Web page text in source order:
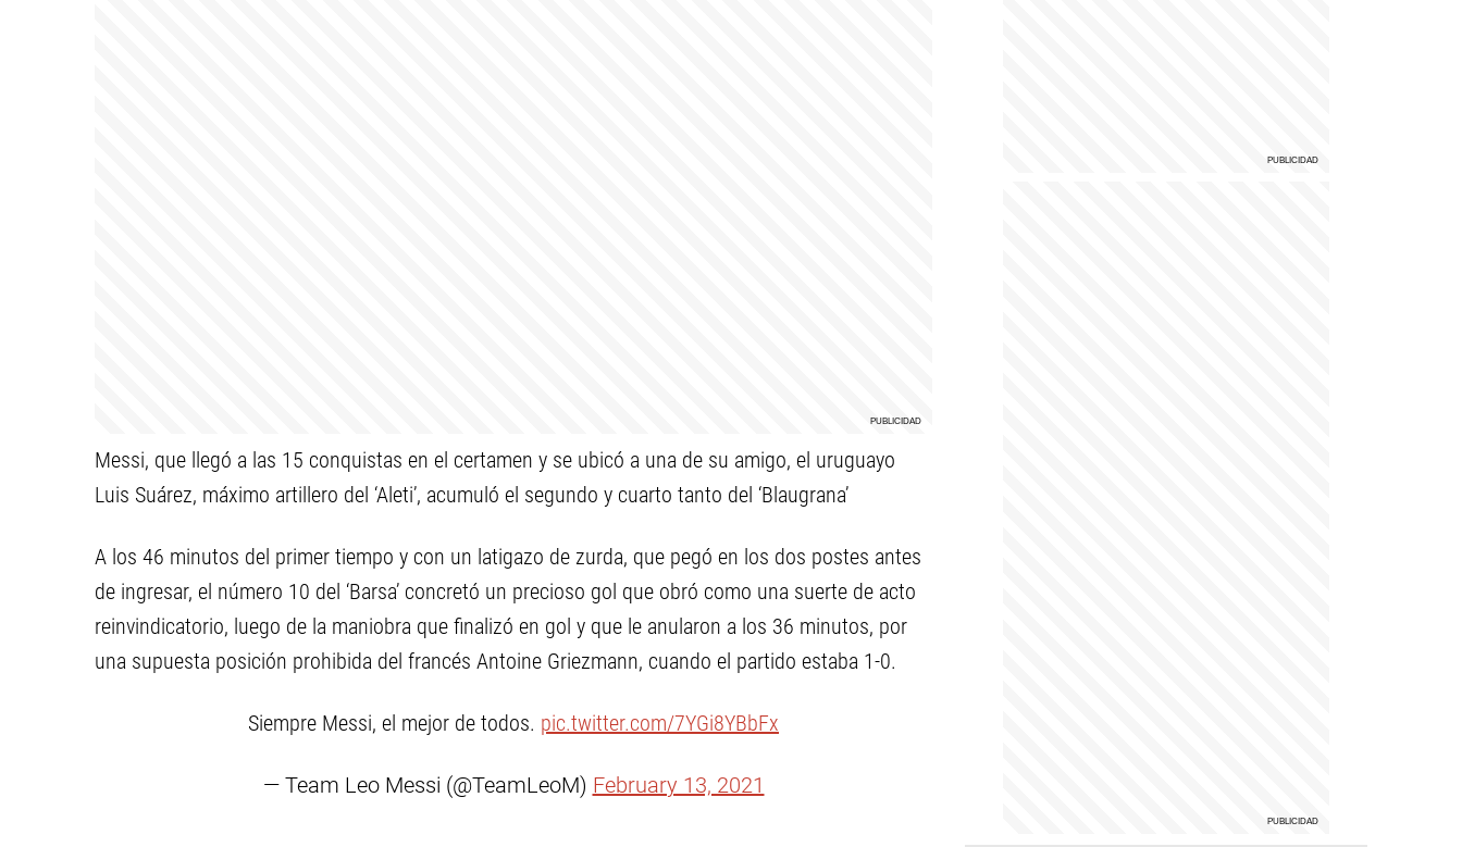
Messi, que llegó a las 15 conquistas en el certamen y se ubicó a una de su amigo, el uruguayo
Luis Suárez, máximo artillero del ‘Aleti’, acumuló el segundo y cuarto tanto del ‘Blaugrana’
A los 46 minutos del primer tiempo y con un latigazo de zurda, que pegó en los dos postes antes
de ingresar, el número 10 del ‘Barsa’ concretó un precioso gol que obró como una suerte de acto
reinvindicatorio, luego de la maniobra que finalizó en gol y que le anularon a los 36 minutos, por
una supuesta posición prohibida del francés Antoine Griezmann, cuando el partido estaba 1-0.
Siempre Messi, el mejor de todos. pic.twitter.com/7YGi8YBbFx
— Team Leo Messi (@TeamLeoM) February 13, 2021